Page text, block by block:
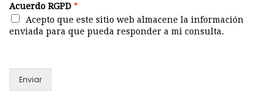
Acuerdo RGPD *
Acepto que este sitio web almacene la información
enviada para que pueda responder a mi consulta.
Enviar